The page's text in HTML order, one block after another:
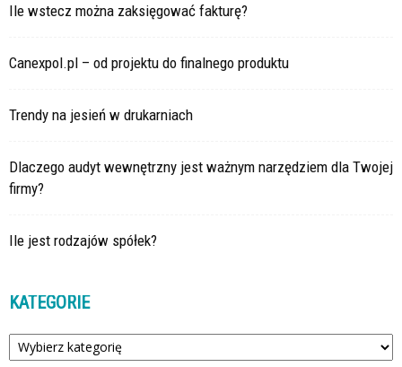
Ile wstecz można zaksięgować fakturę?
Canexpol.pl – od projektu do finalnego produktu
Trendy na jesień w drukarniach
Dlaczego audyt wewnętrzny jest ważnym narzędziem dla Twojej
firmy?
Ile jest rodzajów spółek?
KATEGORIE
Kategorie